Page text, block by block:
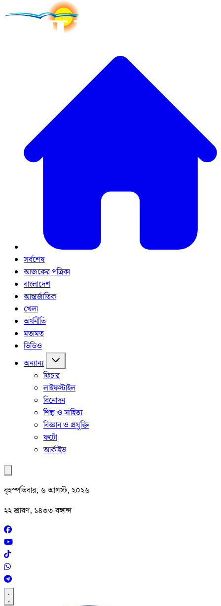
সর্বশেষ
আজকের পত্রিকা
বাংলাদেশ
আন্তর্জাতিক
খেলা
অর্থনীতি
মতামত
ভিডিও
অন্যান্য
ফিচার
লাইফস্টাইল
বিনোদন
শিল্প ও সাহিত্য
বিজ্ঞান ও প্রযুক্তি
ফটো
আর্কাইভ
বৃহস্পতিবার, ৬ আগস্ট, ২০২৬
২২ শ্রাবণ, ১৪৩৩ বঙ্গাব্দ